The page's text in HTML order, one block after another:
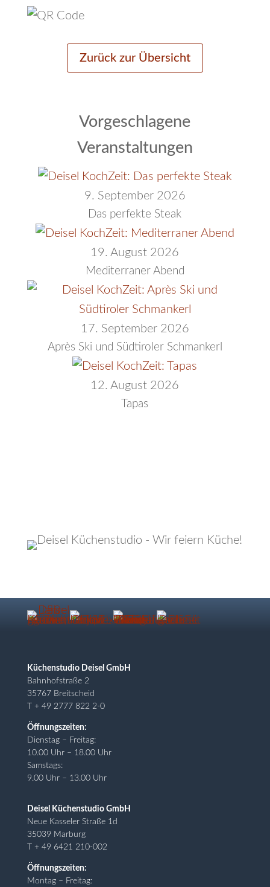
Zurück zur Übersicht
Vorgeschlagene
Veranstaltungen
9. September 2026
Das perfekte Steak
19. August 2026
Mediterraner Abend
17. September 2026
Après Ski und Südtiroler Schmankerl
12. August 2026
Tapas
Küchenstudio Deisel GmbH
Bahnhofstraße 2
35767 Breitscheid
T + 49 2777 822 2-0
Öffnungszeiten:
Dienstag – Freitag:
10.00 Uhr – 18.00 Uhr
Samstags:
9.00 Uhr – 13.00 Uhr
Deisel Küchenstudio GmbH
Neue Kasseler Straße 1d
35039 Marburg
T + 49 6421 210-002
Öffnungszeiten:
Montag – Freitag: